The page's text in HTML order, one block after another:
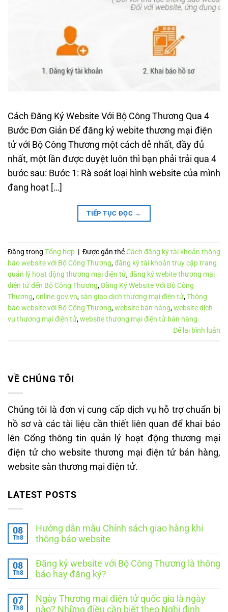
VỀ CHÚNG TÔI
Chúng tôi là đơn vị cung cấp dịch vụ hỗ trợ chuẩn bị
hồ sơ và các tài liệu cần thiết liên quan để khai báo
lên Cổng thông tin quản lý hoạt động thương mại
điện tử cho website thương mại điện tử bán hàng,
website sàn thương mại điện tử.
LATEST POSTS
08
Th8
Hướng dẫn mẫu Chính sách giao hàng khi
thông báo website
bình
luận
ở
mẫu
Chính
08
Th8
Đăng ký website với Bộ Công Thương là thông
báo hay đăng ký?
bình
luận
07
Th8
Ngày Thương mại điện tử quốc gia là ngày
nào? Những điều cần biết theo Nghị định
Cách Đăng Ký Website Với Bộ Công Thương Qua 4
Bước Đơn Giản Để đăng ký webite thương mại điện
tử với Bộ Công Thương một cách dễ nhất, đầy đủ
nhất, một lần được duyệt luôn thì bạn phải trải qua 4
bước sau: Bước 1: Rà soát loại hình website của mình
đang hoạt […]
TIẾP TỤC ĐỌC →
Đăng trong Tổng hợp | Được gắn thẻCách đăng ký tài khoản thông
báo website với Bộ Công Thương,đăng ký tài khoản truy cập trang
quản lý hoạt động thương mại điện tử,đăng ký webite thương mại
điện tử đến Bộ Công Thương,Đăng Ký Website Với Bộ Công
Thương,online.gov.vn,sàn giao dịch thương mại điện tử,Thông
báo website với Bộ Công Thương,website bán hàng,website dịch
vụ thương mại điện tử,website thương mại điện tử bán hàng
Để lại bình luận